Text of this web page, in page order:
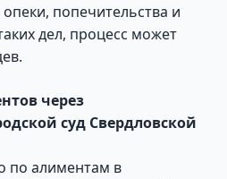
попечительства и
дел, процесс может
через
суд Свердловской
по алиментам в